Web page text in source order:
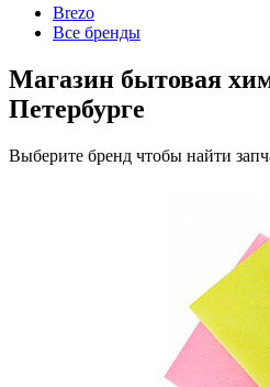
Brezo
Все бренды
Магазин бытовая
Петербурге
Выберите бренд чтобы найти